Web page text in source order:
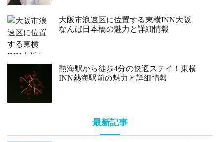
大阪市浪速区に位置する東横INN大阪
なんば日本橋の魅力と詳細情報
熱海駅から徒歩4分の快適ステイ！東横
INN熱海駅前の魅力と詳細情報
最新記事